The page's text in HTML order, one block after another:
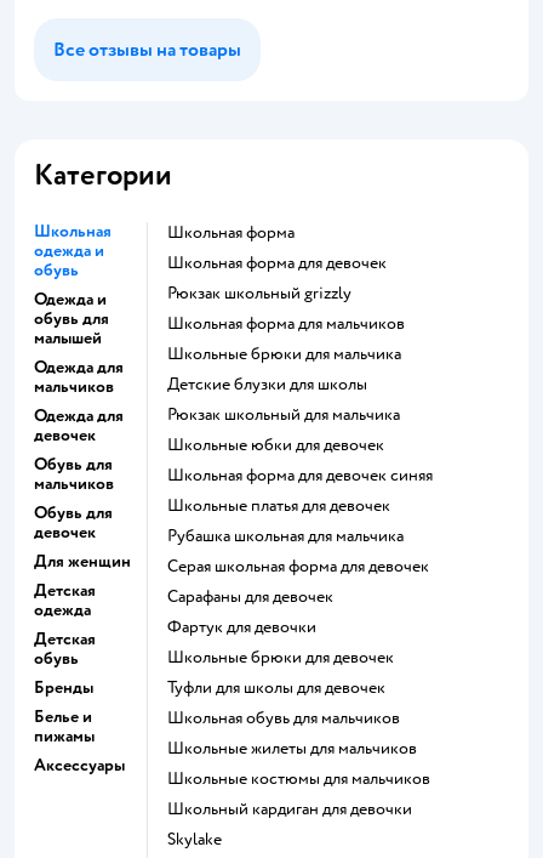
Все отзывы на товары
Категории
Школьная
одежда и
обувь
Одежда и
обувь для
малышей
Одежда для
мальчиков
Одежда для
девочек
Обувь для
мальчиков
Обувь для
девочек
Для женщин
Детская
одежда
Детская
обувь
Бренды
Белье и
пижамы
Аксессуары
Школьная форма
Школьная форма для девочек
Рюкзак школьный grizzly
Школьная форма для мальчиков
Школьные брюки для мальчика
Детские блузки для школы
Рюкзак школьный для мальчика
Школьные юбки для девочек
Школьная форма для девочек синяя
Школьные платья для девочек
Рубашка школьная для мальчика
Серая школьная форма для девочек
Сарафаны для девочек
Фартук для девочки
Школьные брюки для девочек
Туфли для школы для девочек
Школьная обувь для мальчиков
Школьные жилеты для мальчиков
Школьные костюмы для мальчиков
Школьный кардиган для девочки
Skylake